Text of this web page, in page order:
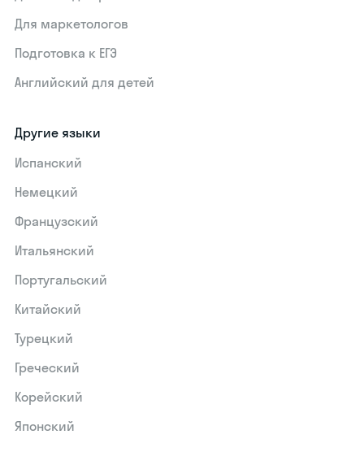
Для маркетологов
Подготовка к ЕГЭ
Английский для детей
Другие языки
Испанский
Немецкий
Французский
Итальянский
Португальский
Китайский
Турецкий
Греческий
Корейский
Японский